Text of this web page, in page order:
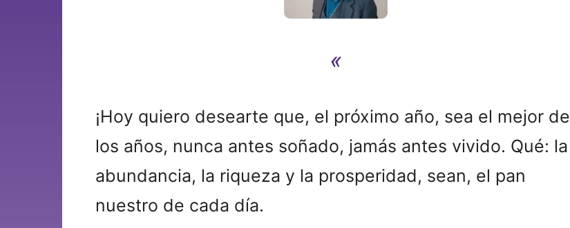
«
¡Hoy quiero desearte que, el próximo año, sea el mejor de
los años, nunca antes soñado, jamás antes vivido. Qué: la
abundancia, la riqueza y la prosperidad, sean, el pan
nuestro de cada día.